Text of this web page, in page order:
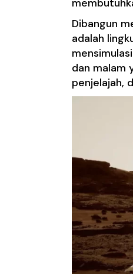
Dibangun
adalah
dan malam
penjelajah,